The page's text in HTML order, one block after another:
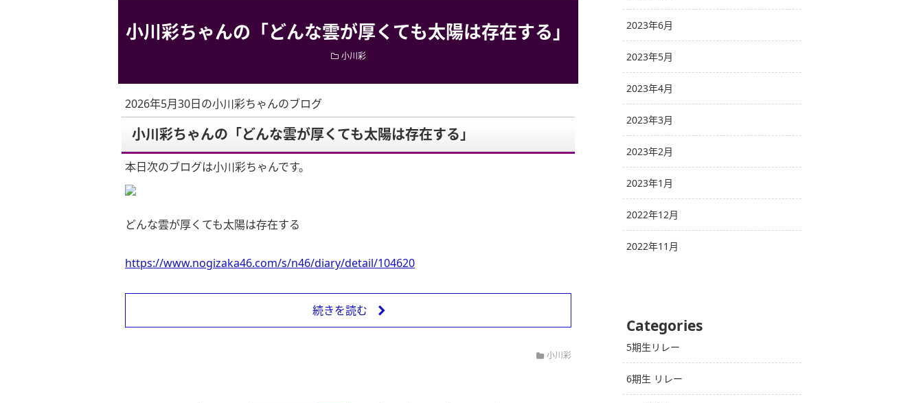
小川彩ちゃんの「どんな雲が厚くても太陽は存在する」
小川彩
2026年5月30日の小川彩ちゃんのブログ
小川彩ちゃんの「どんな雲が厚くても太陽は存在する」
本日次のブログは小川彩ちゃんです。
どんな雲が厚くても太陽は存在する
https://www.nogizaka46.com/s/n46/diary/detail/104620
続きを読む
小川彩
2023年6月
2023年5月
2023年4月
2023年3月
2023年2月
2023年1月
2022年12月
2022年11月
Categories
5期生リレー
6期生 リレー